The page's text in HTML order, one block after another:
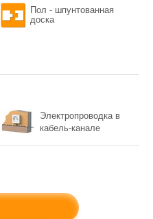
Пол - шпунтованная
доска
Электропроводка в
кабель-канале